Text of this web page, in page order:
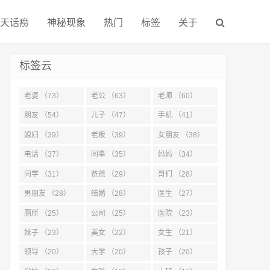
话痨 神秘现象 热门 标签 关于
标签云
老婆 （73） 老公 （63） 老师 （60）
朋友 （54） 儿子 （47） 手机 （41）
媳妇 （39） 老板 （39） 女朋友 （38）
电话 （37） 同事 （35） 妈妈 （34）
同学 （31） 爸爸 （29） 哥们 （28）
男朋友 （28） 结婚 （28） 医生 （27）
厕所 （25） 公司 （25） 医院 （23）
妹子 （23） 美女 （22） 女生 （21）
领导 （20） 大学 （20） 孩子 （20）